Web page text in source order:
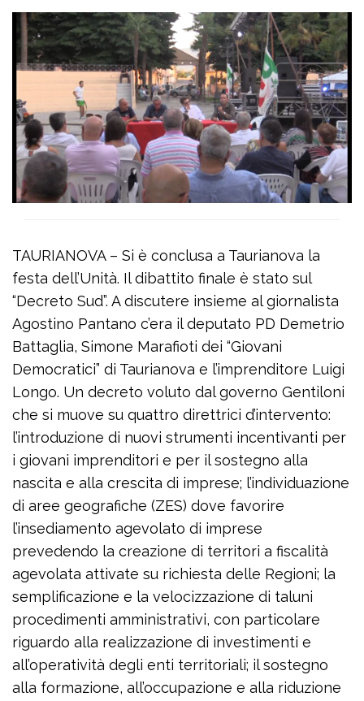
TAURIANOVA – Si è conclusa a Taurianova la
festa dell’Unità. Il dibattito finale è stato sul
“Decreto Sud”. A discutere insieme al giornalista
Agostino Pantano c’era il deputato PD Demetrio
Battaglia, Simone Marafioti dei “Giovani
Democratici” di Taurianova e l’imprenditore Luigi
Longo. Un decreto voluto dal governo Gentiloni
che si muove su quattro direttrici d’intervento:
l’introduzione di nuovi strumenti incentivanti per
i giovani imprenditori e per il sostegno alla
nascita e alla crescita di imprese; l’individuazione
di aree geografiche (ZES) dove favorire
l’insediamento agevolato di imprese
prevedendo la creazione di territori a fiscalità
agevolata attivate su richiesta delle Regioni; la
semplificazione e la velocizzazione di taluni
procedimenti amministrativi, con particolare
riguardo alla realizzazione di investimenti e
all’operatività degli enti territoriali; il sostegno
alla formazione, all’occupazione e alla riduzione